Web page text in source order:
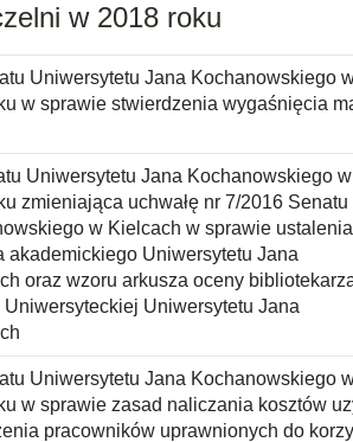
w 2018 roku
Uniwersytetu Jana Kochanowskiego
w sprawie stwierdzenia wygaśnięcia
Uniwersytetu Jana Kochanowskiego
zmieniająca uchwałę nr 7/2016 Senatu
w Kielcach w sprawie
akademickiego Uniwersytetu Jana
oraz wzoru arkusza oceny
Uniwersytetu Jana
Uniwersytetu Jana Kochanowskiego
w sprawie zasad naliczania kosztów
pracowników uprawnionych do